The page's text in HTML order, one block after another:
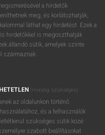
a hirdetők
meg, és korlátozhatják,
láthat egy hirdetést. Ezek a
hirdetőkkel is megoszthatják
állandó sütik, amelyek szinte
származnak.
(mindig szükséges)
az oldalunkon történő
és a felhasználók
szükséges sütik közé
szabott beállításokat